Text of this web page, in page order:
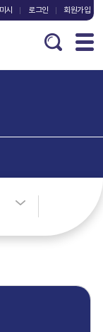
시 로그인 회원가입